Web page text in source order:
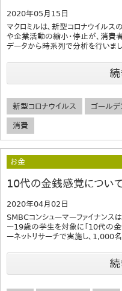
2020年05月15日
マクロミルは、新型コロナウイル
や企業活動の縮小・停止が、消費
データから時系列で分析を行いま
新型コロナウイルス ゴールデ
消費
お金
10代の金銭感覚につい
2020年04月02日
SMBCコンシューマーファイナン
～19歳の学生を対象に「10代の
ーネットリサーチで実施し、